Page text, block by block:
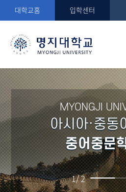
대학교홈 입학센터
MYONGJI
아시아·중동
중어중문
1/2